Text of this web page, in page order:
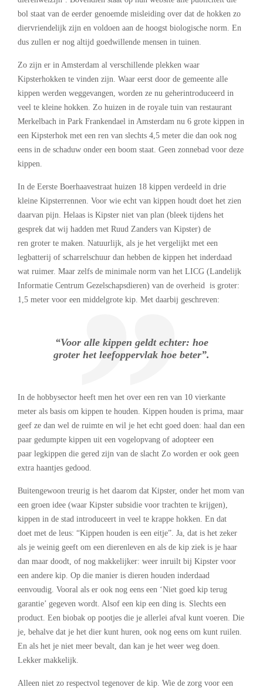
bol staat van de eerder genoemde misleiding over dat de hokken zo
diervriendelijk zijn en voldoen aan de hoogst biologische norm. En
dus zullen er nog altijd goedwillende mensen in tuinen.
Zo zijn er in Amsterdam al verschillende plekken waar
Kipsterhokken te vinden zijn. Waar eerst door de gemeente alle
kippen werden weggevangen, worden ze nu geherintroduceerd in
veel te kleine hokken. Zo huizen in de royale tuin van restaurant
Merkelbach in Park Frankendael in Amsterdam nu 6 grote kippen in
een Kipsterhok met een ren van slechts 4,5 meter die dan ook nog
eens in de schaduw onder een boom staat. Geen zonnebad voor deze
kippen.
In de Eerste Boerhaavestraat huizen 18 kippen verdeeld in drie
kleine Kipsterrennen. Voor wie echt van kippen houdt doet het zien
daarvan pijn. Helaas is Kipster niet van plan (bleek tijdens het
gesprek dat wij hadden met Ruud Zanders van Kipster) de
ren groter te maken. Natuurlijk, als je het vergelijkt met een
legbatterij of scharrelschuur dan hebben de kippen het inderdaad
wat ruimer. Maar zelfs de minimale norm van het LICG (Landelijk
Informatie Centrum Gezelschapsdieren) van de overheid is groter:
1,5 meter voor een middelgrote kip. Met daarbij geschreven:
“Voor alle kippen geldt echter: hoe
groter het leefoppervlak hoe beter”.
In de hobbysector heeft men het over een ren van 10 vierkante
meter als basis om kippen te houden. Kippen houden is prima, maar
geef ze dan wel de ruimte en wil je het echt goed doen: haal dan een
paar gedumpte kippen uit een vogelopvang of adopteer een
paar legkippen die gered zijn van de slacht Zo worden er ook geen
extra haantjes gedood.
Buitengewoon treurig is het daarom dat Kipster, onder het mom van
een groen idee (waar Kipster subsidie voor trachten te krijgen),
kippen in de stad introduceert in veel te krappe hokken. En dat
doet met de leus: “Kippen houden is een eitje”. Ja, dat is het zeker
als je weinig geeft om een dierenleven en als de kip ziek is je haar
dan maar doodt, of nog makkelijker: weer inruilt bij Kipster voor
een andere kip. Op die manier is dieren houden inderdaad
eenvoudig. Vooral als er ook nog eens een ‘Niet goed kip terug
garantie’ gegeven wordt. Alsof een kip een ding is. Slechts een
product. Een biobak op pootjes die je allerlei afval kunt voeren. Die
je, behalve dat je het dier kunt huren, ook nog eens om kunt ruilen.
En als het je niet meer bevalt, dan kan je het weer weg doen.
Lekker makkelijk.
Alleen niet zo respectvol tegenover de kip. Wie de zorg voor een